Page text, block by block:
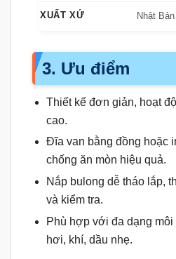
XUẤT XỨ Nhật Bản
3. Ưu điểm
Thiết kế đơn giản, hoạt
cao.
Đĩa van bằng đồng hoặc
chống ăn mòn hiệu quả.
Nắp bulong dễ tháo lắp,
và kiểm tra.
Phù hợp với đa dạng
hơi, khí, dầu nhẹ.